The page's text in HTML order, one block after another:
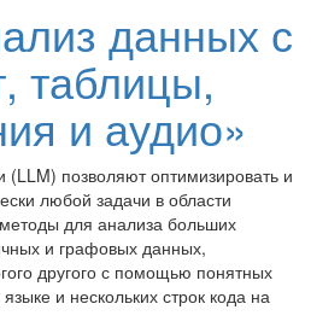
данных с
таблицы,
и аудио»
позволяют оптимизировать и
любой задачи в области
для анализа больших
и графовых данных,
другого с помощью понятных
и нескольких строк кода на